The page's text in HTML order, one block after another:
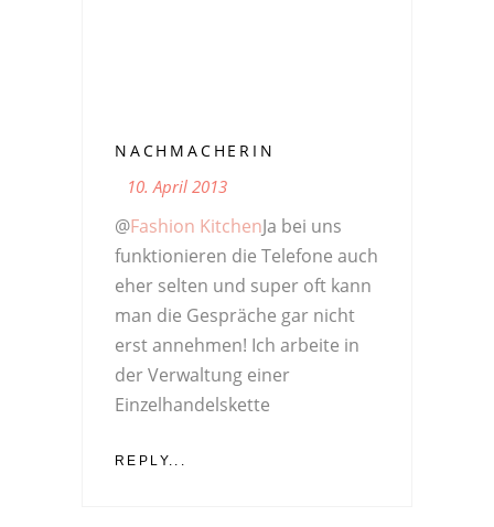
NACHMACHERIN
10. April 2013
@Fashion KitchenJa bei uns
funktionieren die Telefone auch
eher selten und super oft kann
man die Gespräche gar nicht
erst annehmen! Ich arbeite in
der Verwaltung einer
Einzelhandelskette
REPLY...